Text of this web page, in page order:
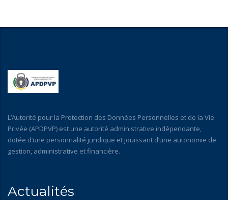
L’Autorité pour la Protection des Données Personnelles et de la Vie
Privée (APDPVP) est une autorité administrative indépendante,
dotée d’une personnalité juridique et jouissant d’une autonomie de
gestion, administrative et financière.
Actualités